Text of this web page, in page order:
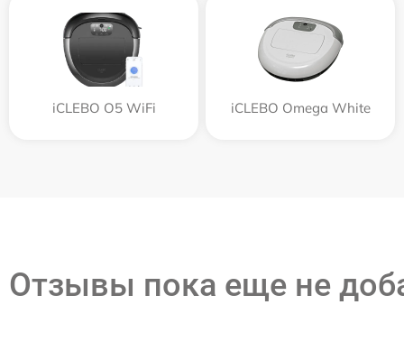
iCLEBO O5 WiFi iCLEBO Omega White
Отзывы пока еще не